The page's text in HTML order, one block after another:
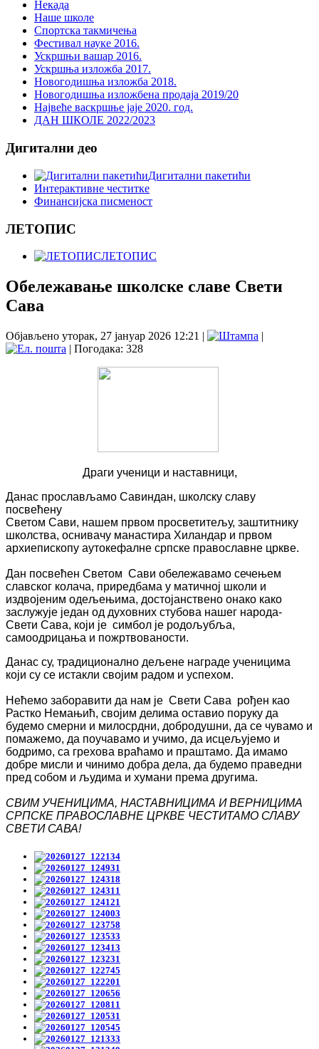
Некада
Наше школе
Спортска такмичења
Фестивал науке 2016.
Ускршњи вашар 2016.
Ускршња изложба 2017.
Новогодишња изложба 2018.
Новогодишња изложбена продаја 2019/20
Највеће васкршње јаје 2020. год.
ДАН ШКОЛЕ 2022/2023
Дигитални део
Дигитални пакетићи
Интерактивне честитке
Финансијска писменост
ЛЕТОПИС
ЛЕТОПИС
Обележавање школске славе Свети
Сава
Објављено уторак, 27 јануар 2026 12:21 |
|
| Погодака: 328
Драги ученици и наставници,
Данас прослављамо Савиндан, школску славу
посвећену
Светом Сави, нашем првом просветитељу, заштитнику
школства, оснивачу манастира Хиландар и првом
архиепископу аутокефалне српске православне цркве.
Дан посвећен Светом Сави обележавамо сечењем
славског колача, приредбама у матичној школи и
издвојеним одељењима, достојанствено онако како
заслужује један од духовних стубова нашег народа-
Свети Сава, који је симбол је родољубља,
самоодрицања и пожртвованости.
Данас су, традиционално дељене награде ученицима
који су се истакли својим радом и успехом.
Нећемо заборавити да нам је Свети Сава рођен као
Растко Немањић, својим делима оставио поруку да
будемо смерни и милосрдни, добродушни, да се чувамо и
помажемо, да поучавамо и учимо, да исцељујемо и
бодримо, са грехова враћамо и праштамо. Да имамо
добре мисли и чинимо добра дела, да будемо праведни
пред собом и људима и хумани према другима.
СВИМУЧЕНИЦИМА, НАСТАВНИЦИМА И ВЕРНИЦИМА
СРПСКЕ ПРАВОСЛАВНЕ ЦРКВЕ ЧЕСТИТАМО СЛАВУ
СВЕТИ САВА!